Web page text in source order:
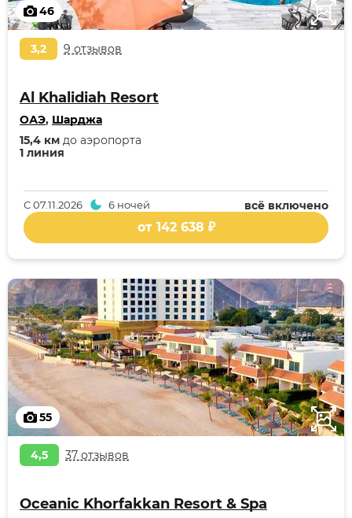
46
3,2 9 отзывов
Al Khalidiah Resort
ОАЭ, Шарджа
1 линия
15,4 км до аэропорта
всё включено
С07.11.2026 6 ночей
от 142 638 ₽
55
4,5 37 отзывов
Oceanic Khorfakkan Resort & Spa